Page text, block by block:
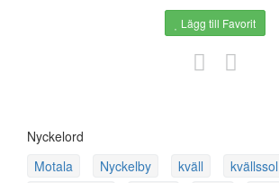
Lägg till Favorit
Nyckelord
Motala
Nyckelby kväll kvällssol